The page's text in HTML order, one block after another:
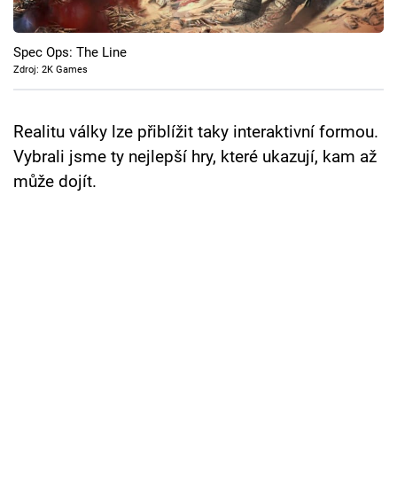
Cool Esport
Pořady
Sledujte prima+
Spec Ops: The Line
Zdroj: 2K Games
Realitu války lze přiblížit taky interaktivní formou.
Vybrali jsme ty nejlepší hry, které ukazují, kam až
může dojít.